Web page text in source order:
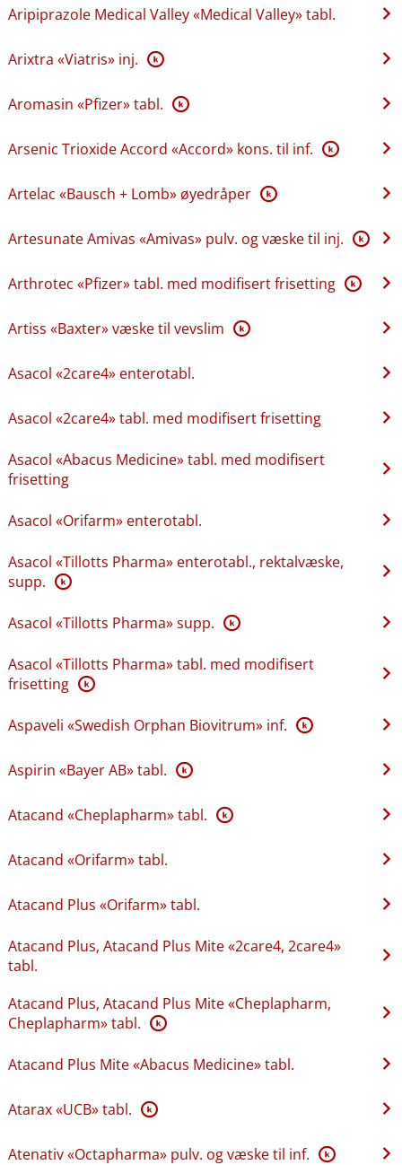
Aripiprazole Medical Valley «Medical Valley» tabl.
Arixtra «Viatris» inj. K
Aromasin «Pfizer» tabl. K
Arsenic Trioxide Accord «Accord» kons. til inf. K
Artelac «Bausch + Lomb» øyedråper K
Artesunate Amivas «Amivas» pulv. og væske til inj. K
Arthrotec «Pfizer» tabl. med modifisert frisetting K
Artiss «Baxter» væske til vevslim K
Asacol «2care4» enterotabl.
Asacol «2care4» tabl. med modifisert frisetting
Asacol «Abacus Medicine» tabl. med modifisert
frisetting
Asacol «Orifarm» enterotabl.
Asacol «Tillotts Pharma» enterotabl., rektalvæske,
supp. K
Asacol «Tillotts Pharma» supp. K
Asacol «Tillotts Pharma» tabl. med modifisert
frisetting K
Aspaveli «Swedish Orphan Biovitrum» inf. K
Aspirin «Bayer AB» tabl. K
Atacand «Cheplapharm» tabl. K
Atacand «Orifarm» tabl.
Atacand Plus «Orifarm» tabl.
Atacand Plus, Atacand Plus Mite «2care4, 2care4»
tabl.
Atacand Plus, Atacand Plus Mite «Cheplapharm,
Cheplapharm» tabl. K
Atacand Plus Mite «Abacus Medicine» tabl.
Atarax «UCB» tabl. K
Atenativ «Octapharma» pulv. og væske til inf. K